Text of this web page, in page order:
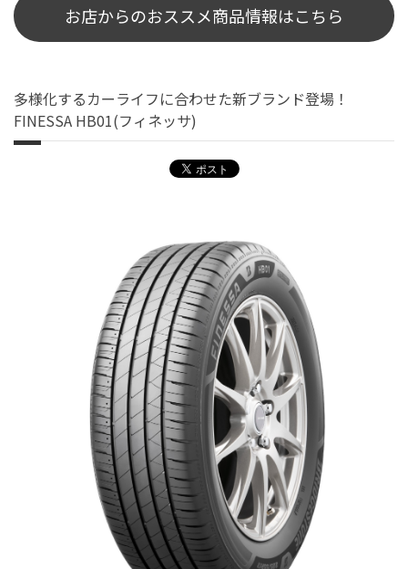
お店からのおススメ商品情報はこちら
多様化するカーライフに合わせた新ブランド登場！
FINESSA HB01(フィネッサ)